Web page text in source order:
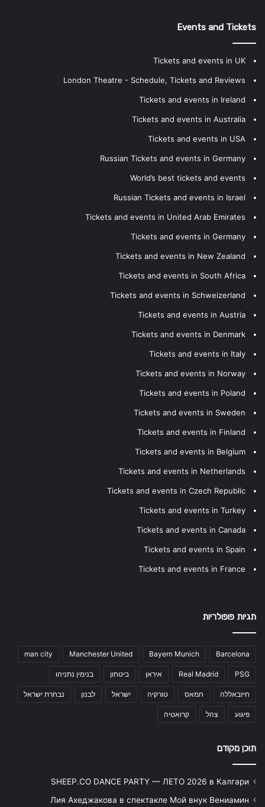
Events and Tickets
Tickets and events in UK
London Theatre - Schedule, Tickets and Reviews
Tickets and events in Ireland
Tickets and events in Australia
Tickets and events in USA
Russian Tickets and events in Germany
World’s best tickets and events
Russian Tickets and events in Israel
Tickets and events in United Arab Emirates
Tickets and events in Germany
Tickets and events in New Zealand
Tickets and events in South Africa
Tickets and events in Schweizerland
Tickets and events in Austria
Tickets and events in Denmark
Tickets and events in Italy
Tickets and events in Norway
Tickets and events in Poland
Tickets and events in Sweden
Tickets and events in Finland
Tickets and events in Belgium
Tickets and events in Netherlands
Tickets and events in Czech Republic
Tickets and events in Turkey
Tickets and events in Canada
Tickets and events in Spain
Tickets and events in France
תגיות פופולריות
Barcelona
Bayern Munich
Manchester United
man city
PSG
Real Madrid איראן ביטחון בנימין נתניהו
חיזבאללה חמאס טורקיה ישראל לבנון נבחרת ישראל
פיגוע צהל קרואטיה
תוכן מקודם
SHEEP.CO DANCE PARTY — ЛЕТО 2026 в Калгари
Лия Ахеджакова в спектакле Мой внук Вениамин